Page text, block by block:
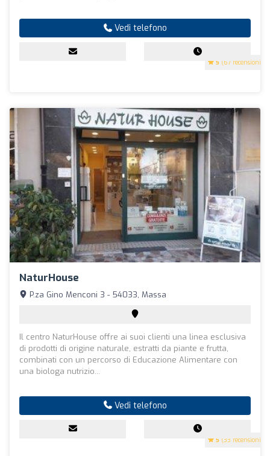
5 (67 recensioni)
Vedi telefono
NaturHouse
5 (33 recensioni)
P.za Gino Menconi 3 - 54033, Massa
Il centro NaturHouse offre ai suoi clienti una linea esclusiva
di prodotti di origine naturale, estratti da piante e frutta,
combinati con un percorso di Educazione Alimentare con
una biologa nutrizio...
Vedi telefono